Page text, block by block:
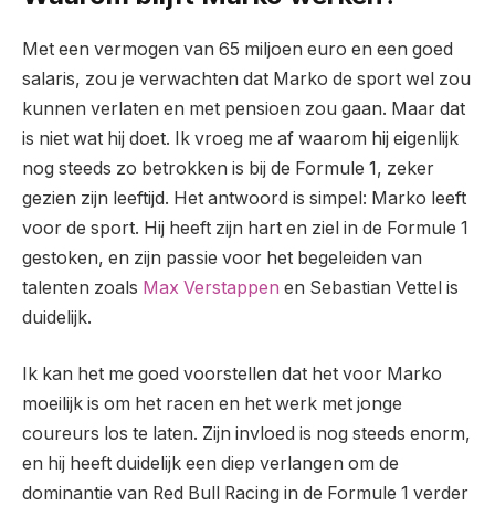
Met een vermogen van 65 miljoen euro en een goed
salaris, zou je verwachten dat Marko de sport wel zou
kunnen verlaten en met pensioen zou gaan. Maar dat
is niet wat hij doet. Ik vroeg me af waarom hij eigenlijk
nog steeds zo betrokken is bij de Formule 1, zeker
gezien zijn leeftijd. Het antwoord is simpel: Marko leeft
voor de sport. Hij heeft zijn hart en ziel in de Formule 1
gestoken, en zijn passie voor het begeleiden van
talenten zoals Max Verstappen en Sebastian Vettel is
duidelijk.
Ik kan het me goed voorstellen dat het voor Marko
moeilijk is om het racen en het werk met jonge
coureurs los te laten. Zijn invloed is nog steeds enorm,
en hij heeft duidelijk een diep verlangen om de
dominantie van Red Bull Racing in de Formule 1 verder